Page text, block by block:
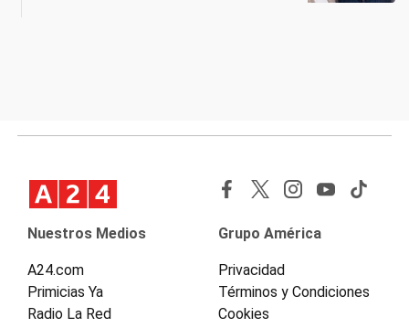
Nuestros Medios
A24.com
Primicias Ya
Radio La Red
Grupo América
Privacidad
Términos y Condiciones
Cookies